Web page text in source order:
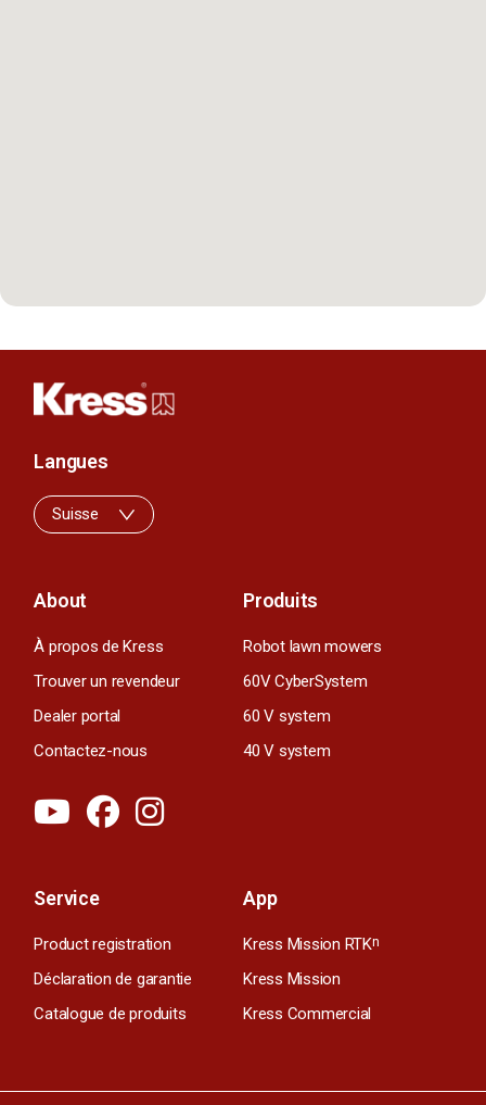
About
À propos de Kress
Trouver un revendeur
Dealer portal
Contactez-nous
Produits
Robot lawn mowers
60V CyberSystem
60 V system
40 V system
Service
Product registration
Déclaration de garantie
Catalogue de produits
App
Kress Mission RTKn
Kress Mission
Kress Commercial
Langues
Suisse